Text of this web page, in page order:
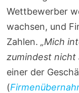
Wettbewerber
wachsen, und
Zahlen.„Mich
zumindest nicht
einer der
(